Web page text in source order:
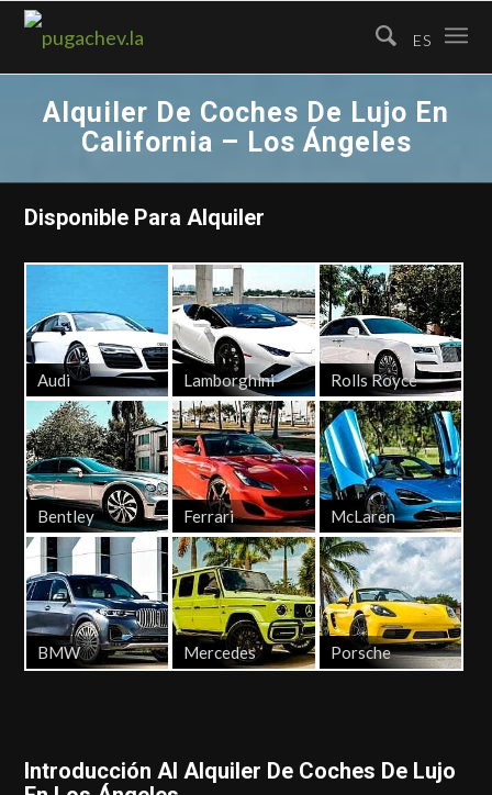
Alquiler De Coches De Lujo En
California – Los Ángeles
Disponible Para Alquiler
Audi Lamborghini Rolls Royce
Bentley Ferrari McLaren
BMW Mercedes Porsche
Introducción Al Alquiler De Coches De Lujo
ES